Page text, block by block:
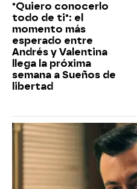
"Quiero conocerlo
todo de ti": el
momento más
esperado entre
Andrés y Valentina
llega la próxima
semana a Sueños de
libertad